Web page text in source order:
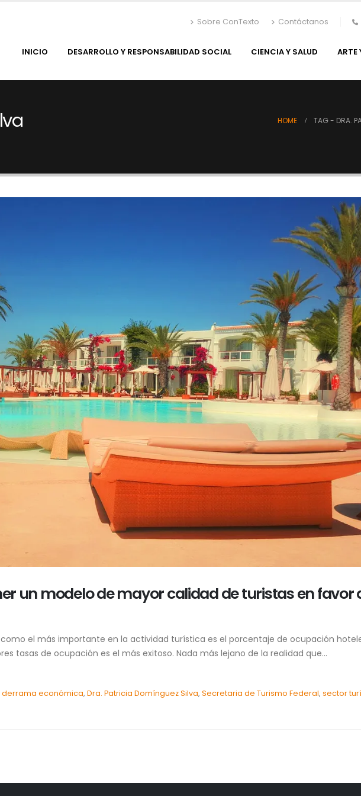
Sobre ConTexto Contáctanos
INICIO DESARROLLO Y RESPONSABILIDAD SOCIAL CIENCIA Y SALUD ARTE
HOME TAG - DRA.
un modelo de mayor calidad de turistas en favor
el más importante en la actividad turística es el porcentaje de ocupación
tasas de ocupación es el más exitoso. Nada más lejano de la realidad que...
derrama económica, Dra. Patricia Domínguez Silva, Secretaria de Turismo Federal, sector